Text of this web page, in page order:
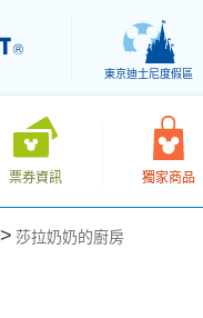
東京迪士尼度假區
票券資訊 獨家商品
莎拉奶奶的廚房